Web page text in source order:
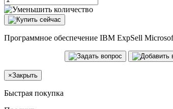
Программное обеспечение IBM ExpSell
×Закрыть
Быстрая покупка